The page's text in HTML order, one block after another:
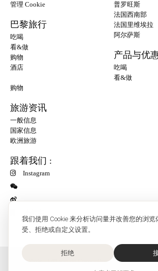
我们使用 Cookie 来分析访问量并改善您的浏览体验。您可以接
受、拒绝或自定义设置。
拒绝
管理 Cookie
巴黎旅行
吃喝
看&做
购物
酒店
普罗旺斯
法国西南部
法国里维埃拉
阿尔萨斯
产品与优
吃喝
看&做
购物
旅游资讯
一般信息
国家信息
欧洲旅游
跟着我们 :
Instagram
O'Bon Paris - 148 rue de Courcelles - 75017 Paris